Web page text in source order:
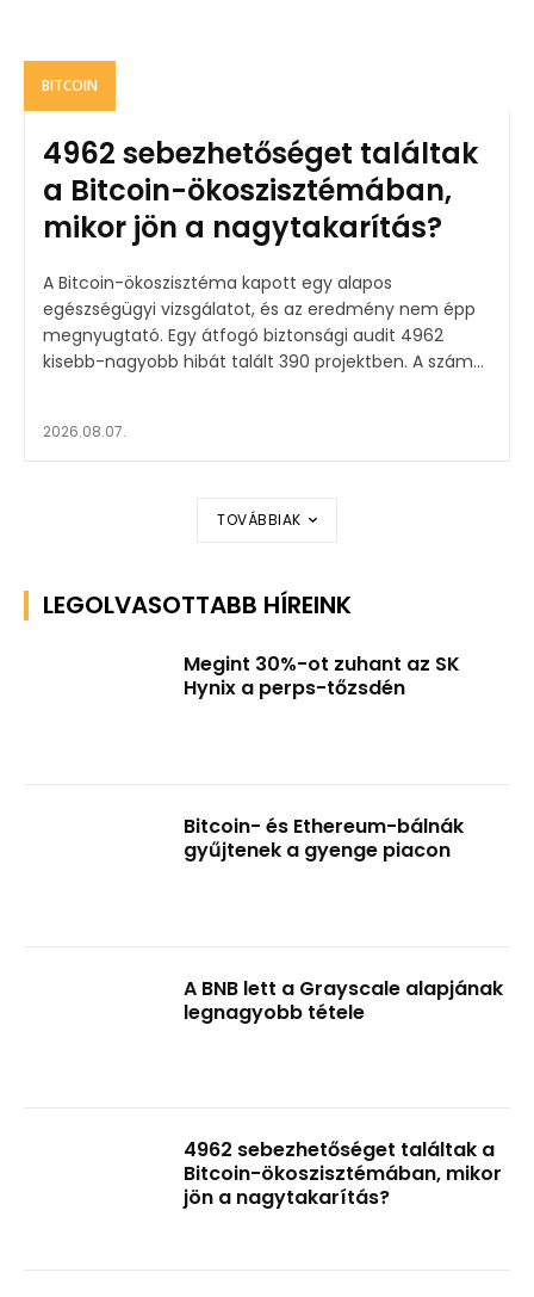
BITCOIN
4962 sebezhetőséget találtak
a Bitcoin-ökoszisztémában,
mikor jön a nagytakarítás?
A Bitcoin-ökoszisztéma kapott egy alapos
egészségügyi vizsgálatot, és az eredmény nem épp
megnyugtató. Egy átfogó biztonsági audit 4962
kisebb-nagyobb hibát talált 390 projektben. A szám...
2026.08.07.
TOVÁBBIAK
LEGOLVASOTTABB HÍREINK
Megint 30%-ot zuhant az SK
Hynix a perps-tőzsdén
Bitcoin- és Ethereum-bálnák
gyűjtenek a gyenge piacon
A BNB lett a Grayscale alapjának
legnagyobb tétele
4962 sebezhetőséget találtak a
Bitcoin-ökoszisztémában, mikor
jön a nagytakarítás?